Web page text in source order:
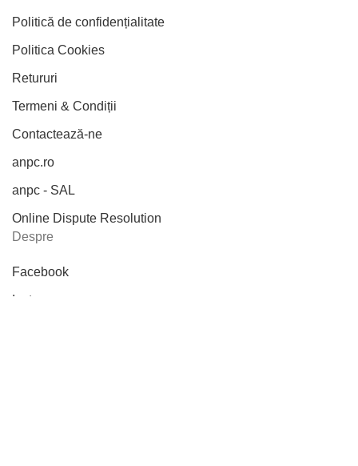
Politică de confidențialitate
Politica Cookies
Retururi
Termeni & Condiții
Contactează-ne
anpc.ro
anpc - SAL
Online Dispute Resolution
Despre
Facebook
Instagram